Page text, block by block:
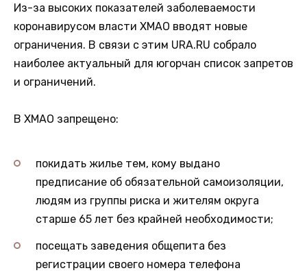
Из-за высоких показателей заболеваемости
коронавирусом власти ХМАО вводят новые
ограничения. В связи с этим URA.RU собрало
наиболее актуальный для югорчан список запретов
и ограничений.
В ХМАО запрещено:
покидать жилье тем, кому выдано
предписание об обязательной самоизоляции,
людям из группы риска и жителям округа
старше 65 лет без крайней необходимости;
посещать заведения общепита без
регистрации своего номера телефона